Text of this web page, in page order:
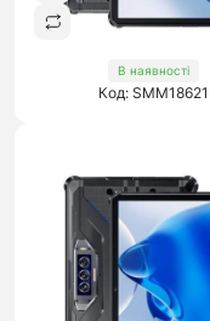
В наявності
Код: SMM18621